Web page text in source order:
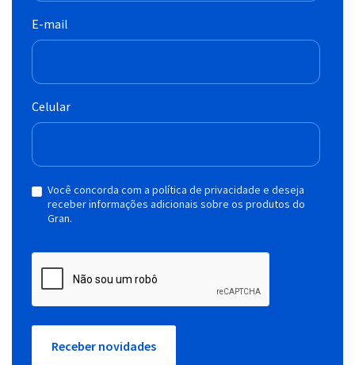
E-mail
Celular
Você concorda com a política de privacidade e deseja
receber informações adicionais sobre os produtos do
Gran.
Receber novidades